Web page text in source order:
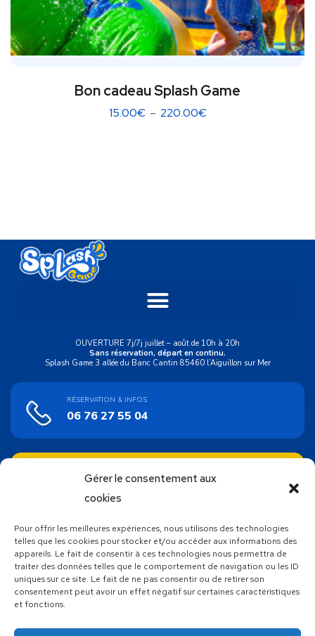
Gérer le consentement aux
cookies
Pour offrir les meilleures expériences, nous utilisons des technologies
telles que les cookies pour stocker et/ou accéder aux informations des
appareils. Le fait de consentir à ces technologies nous permettra de
traiter des données telles que le comportement de navigation ou les ID
uniques sur ce site. Le fait de ne pas consentir ou de retirer son
consentement peut avoir un effet négatif sur certaines caractéristiques
et fonctions.
Bon cadeau Splash Game
15.00€ – 220.00€
OUVERTURE 7j/7j juillet – août de 10h à 20h
Sans réservation, départ en continu.
Splash Game 3 allée du Banc Cantin 85460 l’Aiguillon sur Mer
RÉSERVATION & INFOS
06 76 27 55 04
Bons cadeaux
SUIVEZ NOUS !
Découvrez toutes les autres activités proposées par Atlantic
Vendée